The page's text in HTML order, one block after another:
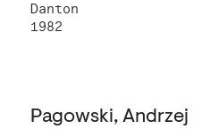
Danton
1982
Pagowski, Andrzej